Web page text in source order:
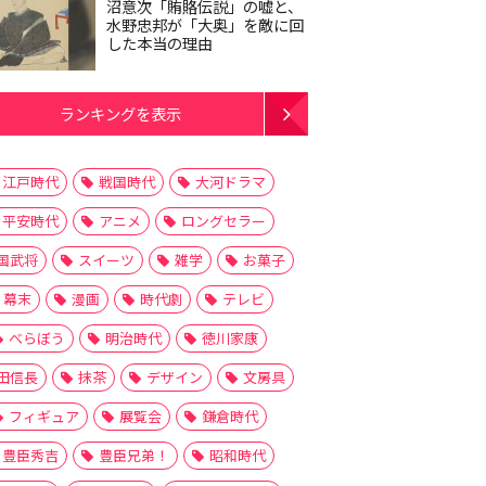
沼意次「賄賂伝説」の嘘と、
水野忠邦が「大奥」を敵に回
した本当の理由
ランキングを表示
江戸時代 戦国時代
大河ドラマ
平安時代
アニメ
ロングセラー
武将
スイーツ 雑学
お菓子
幕末
漫画 時代劇
テレビ
べらぼう
明治時代
徳川家康
信長
抹茶 デザイン
文房具
フィギュア
展覧会
鎌倉時代
豊臣秀吉
豊臣兄弟！
昭和時代